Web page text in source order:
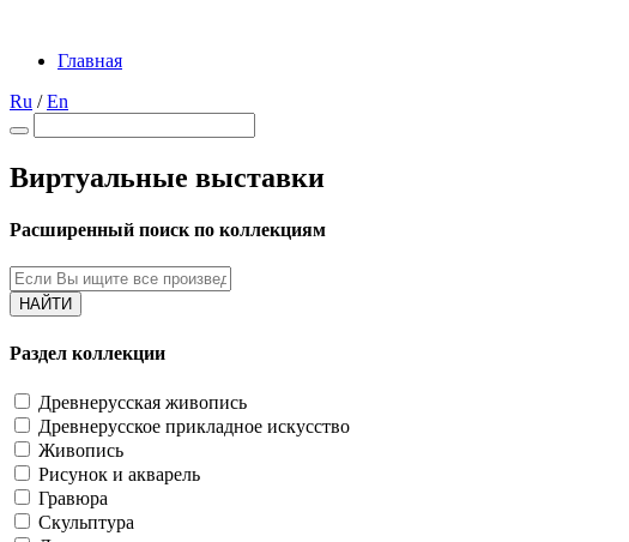
Главная
Ru /En
Виртуальные выставки
Расширенный поиск по коллекциям
НАЙТИ
Раздел коллекции
Древнерусская живопись
Древнерусское прикладное искусство
Живопись
Рисунок и акварель
Гравюра
Скульптура